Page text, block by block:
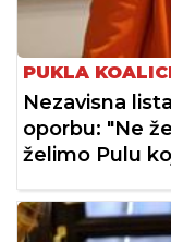
PUKLA
Nezavisna
oporbu: "Ne
želimo Pulu